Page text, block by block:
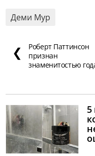
Деми Мур
❮
Роберт Паттинсон
признан
знаменитостью
5